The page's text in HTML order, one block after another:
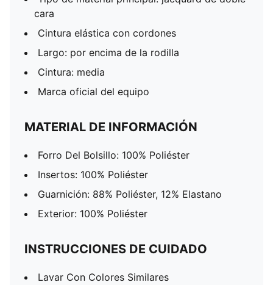
cara
Cintura elástica con cordones
Largo: por encima de la rodilla
Cintura: media
Marca oficial del equipo
MATERIAL DE INFORMACIÓN
Forro Del Bolsillo: 100% Poliéster
Insertos: 100% Poliéster
Guarnición: 88% Poliéster, 12% Elastano
Exterior: 100% Poliéster
INSTRUCCIONES DE CUIDADO
Lavar Con Colores Similares